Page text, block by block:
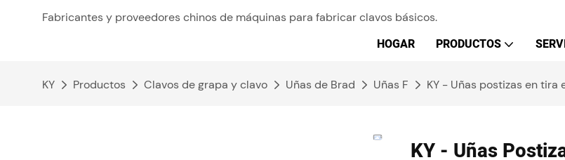
Fabricantes y proveedores chinos de máquinas para fabricar clavos básicos.
HOGAR PRODUCTOS
KY Productos Clavos de grapa y clavo Uñas de Brad Uñas F KY - Uñas postizas en tira
KY - Uñas